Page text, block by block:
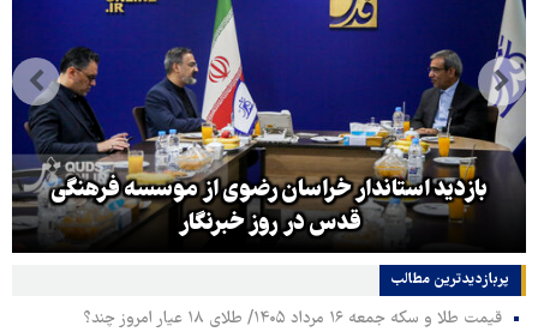
بازدید استاندار خراسان رضوی از موسسه فرهنگی
قدس در روز خبرنگار
پربازدیدترین‌ مطالب
قیمت طلا و سکه جمعه ۱۶ مرداد ۱۴۰۵/ طلای ۱۸ عیار امروز چند؟